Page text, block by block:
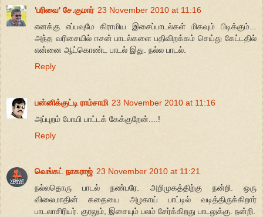
'பரிவை' சே.குமார் 23 November 2010 at 11:16
எனக்கு எப்பவுமே கிராமிய இசைப்பாடல்கள் மிகவும் பிடிக்கும்...
அந்த வரிசையில் ஈசன் பாடல்களை பதிவிறக்கம் செய்து கேட்டதில்
என்னை ஆட்கொண்ட பாடல் இது. நல்ல பாடல்.
Reply
பன்னிக்குட்டி ராம்சாமி 23 November 2010 at 11:16
அப்புறம் போயி பாட்டக் கேக்குறேன்....!
Reply
வெங்கட் நாகராஜ் 23 November 2010 at 11:21
நல்லதொரு பாடல் நண்பரே. அறிமுகத்திற்கு நன்றி. ஒரு
விலைமாதின் கதையை அழகாய் பாட்டில் வடித்திருக்கிறார்
பாடலாசிரியர். குரலும், இசையும் பலம் சேர்க்கிறது பாடலுக்கு. நன்றி.